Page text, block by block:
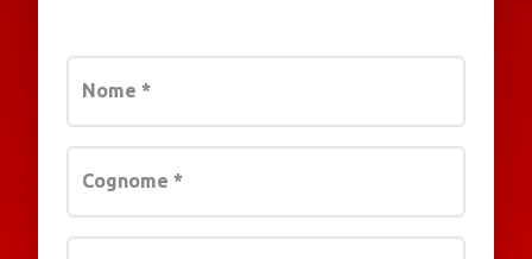
Nome *
Cognome *